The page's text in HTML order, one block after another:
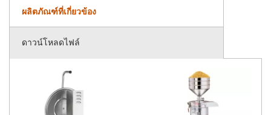
ผลิตภัณฑ์ที่เกี่ยวข้อง
ดาวน์โหลดไฟล์